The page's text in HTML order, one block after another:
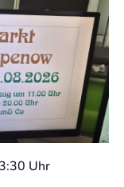
Uhr